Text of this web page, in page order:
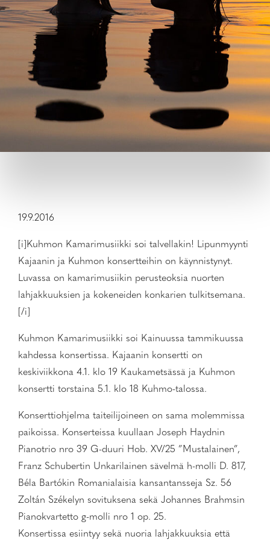
19.9.2016
[i]Kuhmon Kamarimusiikki soi talvellakin! Lipunmyynti
Kajaanin ja Kuhmon konsertteihin on käynnistynyt.
Luvassa on kamarimusiikin perusteoksia nuorten
lahjakkuuksien ja kokeneiden konkarien tulkitsemana.
[/i]
Kuhmon Kamarimusiikki soi Kainuussa tammikuussa
kahdessa konsertissa. Kajaanin konsertti on
keskiviikkona 4.1. klo 19 Kaukametsässä ja Kuhmon
konsertti torstaina 5.1. klo 18 Kuhmo-talossa.
Konserttiohjelma taiteilijoineen on sama molemmissa
paikoissa. Konserteissa kuullaan Joseph Haydnin
Pianotrio nro 39 G-duuri Hob. XV/25 ”Mustalainen”,
Franz Schubertin Unkarilainen sävelmä h-molli D. 817,
Béla Bartókin Romanialaisia kansantansseja Sz. 56
Zoltán Székelyn sovituksena sekä Johannes Brahmsin
Pianokvartetto g-molli nro 1 op. 25.
Konsertissa esiintyy sekä nuoria lahjakkuuksia että